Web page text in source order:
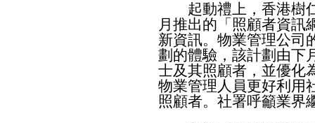
起動禮上，香港樹仁
月推出的「照顧者資訊
新資訊。物業管理公司
劃的體驗，該計劃由下
士及其照顧者，並優化
物業管理人員更好利用
照顧者。社署呼籲業界